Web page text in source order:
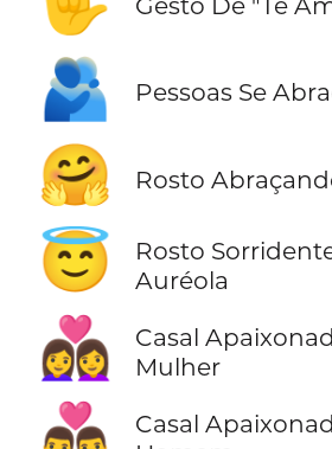
🫂 Pessoas Se
🤗 Rosto
😇
Rosto
Auréola
👩‍❤️‍👩
Casal
Mulher
Casal